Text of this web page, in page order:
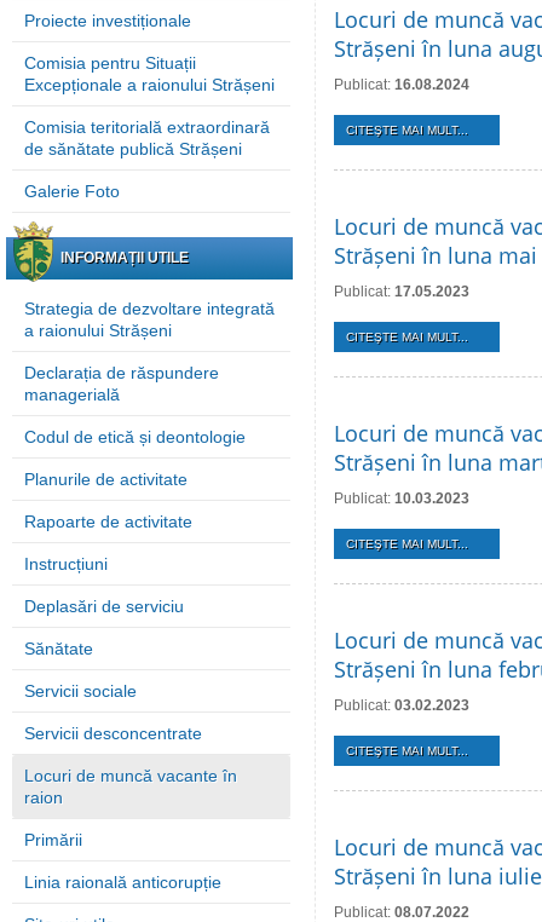
Proiecte investiționale
Comisia pentru Situații
Excepționale a raionului Strășeni
Comisia teritorială extraordinară
de sănătate publică Strășeni
Galerie Foto
INFORMAȚII UTILE
Strategia de dezvoltare integrată
a raionului Strășeni
Declarația de răspundere
managerială
Codul de etică și deontologie
Planurile de activitate
Rapoarte de activitate
Instrucțiuni
Deplasări de serviciu
Sănătate
Servicii sociale
Servicii desconcentrate
Locuri de muncă vacante în
raion
Primării
Linia raională anticorupție
Locuri de muncă
Strășeni în luna
Publicat: 16.08.2024
CITEŞTE MAI MULT...
Locuri de muncă
Strășeni în luna mai
Publicat: 17.05.2023
CITEŞTE MAI MULT...
Locuri de muncă
Strășeni în luna
Publicat: 10.03.2023
CITEŞTE MAI MULT...
Locuri de muncă
Strășeni în luna
Publicat: 03.02.2023
CITEŞTE MAI MULT...
Locuri de muncă
Strășeni în luna
Publicat: 08.07.2022